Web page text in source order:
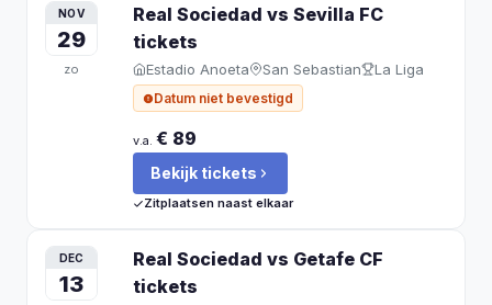
NOV
29
zo
Real Sociedad vs Sevilla FC
tickets
Estadio Anoeta San Sebastian La Liga
Datum niet bevestigd
v.a. € 89
Bekijk tickets
Zitplaatsen naast elkaar
DEC
13
Real Sociedad vs Getafe CF
tickets